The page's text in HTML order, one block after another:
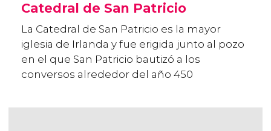
Catedral de San Patricio
La Catedral de San Patricio es la mayor
iglesia de Irlanda y fue erigida junto al pozo
en el que San Patricio bautizó a los
conversos alrededor del año 450